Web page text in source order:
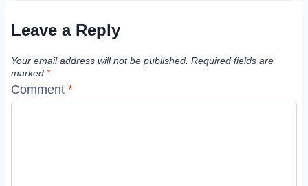
Leave a Reply
Your email address will not be published. Required fields are
marked *
Comment *